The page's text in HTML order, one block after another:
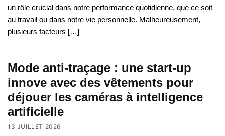
un rôle crucial dans notre performance quotidienne, que ce soit
au travail ou dans notre vie personnelle. Malheureusement,
plusieurs facteurs […]
Mode anti-traçage : une start-up
innove avec des vêtements pour
déjouer les caméras à intelligence
artificielle
13 JUILLET 2026